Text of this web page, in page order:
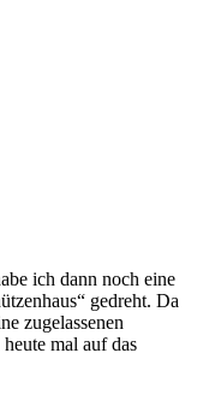
ich dann noch eine
gedreht. Da
zugelassenen
mal auf das